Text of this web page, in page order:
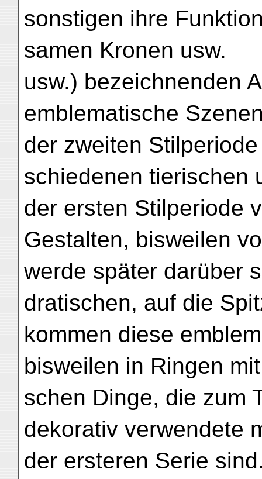
sonstigen ihre
samen Kronen usw.
usw.) bezeichnenden
emblematische
der zweiten
schiedenen tierischen
der ersten Stilperiode
Gestalten, bisweilen
werde später darüber
dratischen, auf die
kommen diese
bisweilen in Ringen
schen Dinge, die zum
dekorativ verwendete
der ersteren Serie